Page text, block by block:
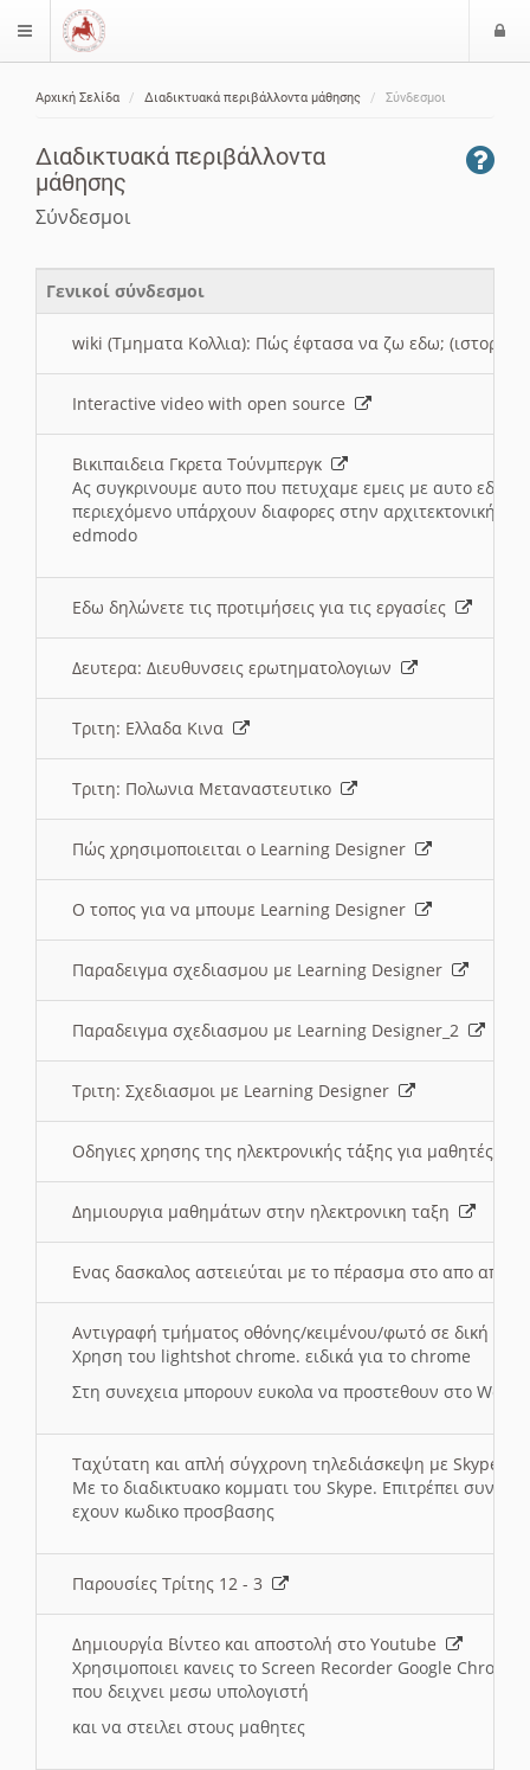
$langMenu
Αρχική Σελίδα Διαδικτυακά περιβάλλοντα μάθησης Σύνδεσμοι
Διαδικτυακά περιβάλλοντα
μάθησης
Σύνδεσμοι
Γενικοί σύνδεσμοι
wiki (Τμηματα Κολλια): Πώς έφτασα να ζω εδω; (ιστορια)
Interactive video with open source
Βικιπαιδεια Γκρετα Τούνμπεργκ
Ας συγκρινουμε αυτο που πετυχαμε εμεις με αυτο εδω
περιεχόμενο υπάρχουν διαφορες στην αρχιτεκτονική
edmodo
Εδω δηλώνετε τις προτιμήσεις για τις εργασίες
Δευτερα: Διευθυνσεις ερωτηματολογιων
Τριτη: Ελλαδα Κινα
Τριτη: Πολωνια Μεταναστευτικο
Πώς χρησιμοποιειται ο Learning Designer
O τοπος για να μπουμε Learning Designer
Παραδειγμα σχεδιασμου με Learning Designer
Παραδειγμα σχεδιασμου με Learning Designer_2
Τριτη: Σχεδιασμοι με Learning Designer
Οδηγιες χρησης της ηλεκτρονικής τάξης για μαθητές
Δημιουργια μαθημάτων στην ηλεκτρονικη ταξη
Ενας δασκαλος αστειεύται με το πέρασμα στο απο
Αντιγραφή τμήματος οθόνης/κειμένου/φωτό σε δική
Χρηση του lightshot chrome. ειδικά για το chrome
Στη συνεχεια μπορουν ευκολα να προστεθουν στο Word
Ταχύτατη και απλή σύγχρονη τηλεδιάσκεψη με Skype
Με το διαδικτυακο κομματι του Skype. Επιτρέπει
εχουν κωδικο προσβασης
Παρουσίες Τρίτης 12 - 3
Δημιουργία Βίντεο και αποστολή στο Youtube
Χρησιμοποιει κανεις το Screen Recorder Google Chrome
που δειχνει μεσω υπολογιστή
και να στειλει στους μαθητες